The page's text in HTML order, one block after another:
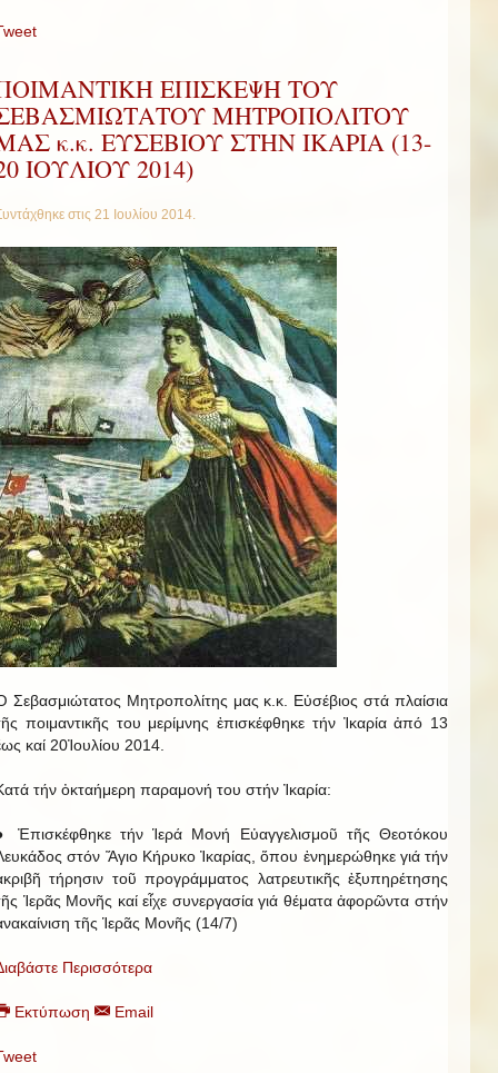
ΕΠΙΣΚΕΨΗ ΤΟΥ
ΜΗΤΡΟΠΟΛΙΤΟΥ
κ.κ. ΕΥΣΕΒΙΟΥ ΣΤΗΝ ΙΚΑΡΙΑ (13-
ΙΟΥΛΙΟΥ 2014)
στις 21 Ιουλίου 2014.
Σεβασμιώτατος Μητροπολίτης μας κ.κ. Εὐσέβιος στά πλαίσια
ποιμαντικῆς του μερίμνης ἐπισκέφθηκε τήν Ἰκαρία ἀπό 13
καί 20Ἰουλίου 2014.
τήν ὀκταήμερη παραμονή του στήν Ἰκαρία:
Ἐπισκέφθηκε τήν Ἱερά Μονή Εὐαγγελισμοῦ τῆς Θεοτόκου
στόν Ἅγιο Κήρυκο Ἰκαρίας, ὅπου ἐνημερώθηκε γιά τήν
τήρησιν τοῦ προγράμματος λατρευτικῆς ἐξυπηρέτησης
Ἱερᾶς Μονῆς καί εἶχε συνεργασία γιά θέματα ἀφορῶντα στήν
τῆς Ἱερᾶς Μονῆς (14/7)
Περισσότερα
Εκτύπωση Email